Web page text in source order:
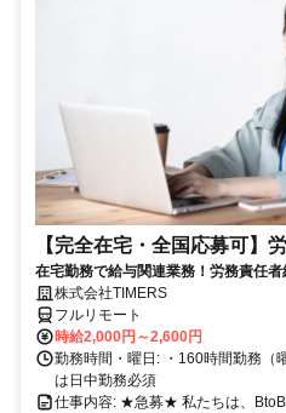
【完全在宅・全国応募可】
在宅勤務で給与関連業務！労務責任
ぎたい方、注目！
株式会社TIMERS
フルリモート
時給2,000円～2,600円
勤務時間・曜日: ・160時間勤務（
は日中勤務必須
仕事内容: ★急募★ 私たちは、